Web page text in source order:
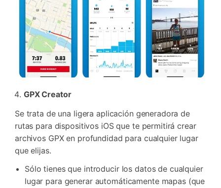
GPX Creator
Se trata de una ligera aplicación generadora de
rutas para dispositivos iOS que te permitirá crear
archivos GPX en profundidad para cualquier lugar
que elijas.
Sólo tienes que introducir los datos de cualquier
lugar para generar automáticamente mapas (que